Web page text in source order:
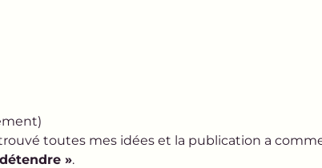
trouvé toutes mes idées et la publication a
».